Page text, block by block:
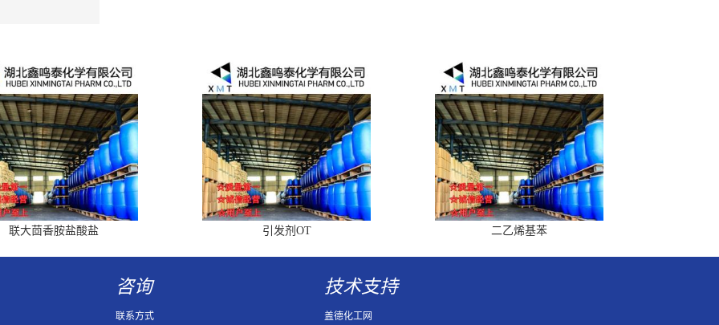
联大茴香胺盐酸盐 引发剂OT 二乙烯基苯
咨询
联系方式
技术支持
盖德化工网